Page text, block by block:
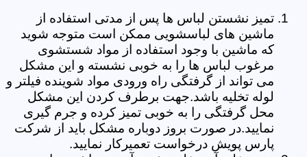
تمیز نشستن لباس ها پس از مدتی استفاده از
ماشین های لباسشویی ممکن است متوجه شوید
که ماشین با وجود استفاده از مواد شستشوی
مرغوب لباس ها را به خوبی نشسته و این مشکل
می تواند از گرفتگی راه ورودی مواد شوینده فیلتر و
لوله تخلیه باشد.جهت برطرف کردن این مشکل
محل گرفتگی را به خوبی تمیز کرده و جرم گیری
نمایید.در صورت بروز دوباره مشکل باید از شرکت
پارس پویش درخواست تعمیرکار نمایید.